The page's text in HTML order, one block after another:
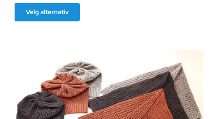
Velg alternativ
produktet
varianter.
Alternativene
kan
velges
på